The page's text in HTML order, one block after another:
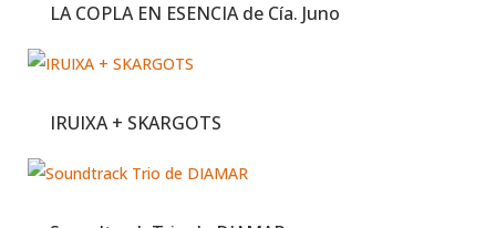
LA COPLA EN ESENCIA de Cía. Juno
IRUIXA + SKARGOTS